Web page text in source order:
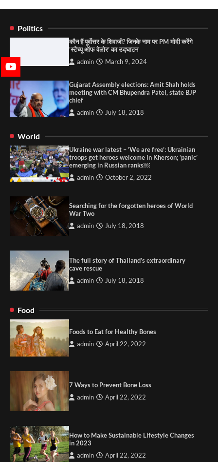
Politics
कौन हैं पूर्वोत्तर के शिवाजी? जिनके नाम पर PM मोदी करेंगे
‘स्टैच्यू ऑफ वेलोर’ का उद्घाटन
admin March 9, 2024
Gujarat Assembly elections: Amit Shah holds
meeting with CM Bhupendra Patel, state BJP
chief
admin July 18, 2018
World
Ukraine war latest – ‘We are free’: Ukrainian
troops get heroes welcome in Kherson; ‘panic’
emerging in Russian ranks￼
admin October 2, 2022
Searching for the forgotten heroes of World
War Two
admin July 18, 2018
The full story of Thailand’s extraordinary
cave rescue
admin July 18, 2018
Food
Foods to Eat for Healthy Bones
admin April 22, 2022
7 Ways to Prevent Bone Loss
admin April 22, 2022
How to Make Sustainable Lifestyle Changes
in 2023
admin April 22, 2022